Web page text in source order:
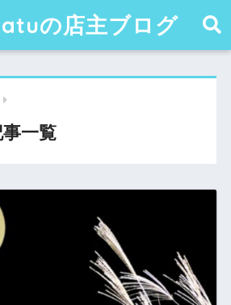
の店主ブログ
事一覧